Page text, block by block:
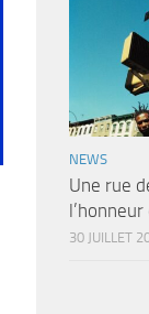
NEWS
Une rue
l’honneur
30 JUILLET